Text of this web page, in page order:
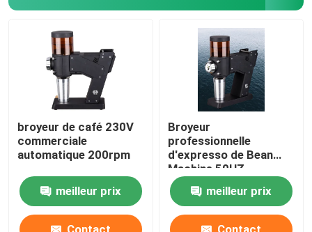
broyeur de café 230V
commerciale
automatique 200rpm
meilleur prix
Contact
Broyeur
professionnelle
d'expresso de Bean
Machine 50HZ
d'expresso d'OEM
meilleur prix
Contact